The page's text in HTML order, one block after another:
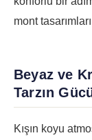
mont
Beyaz ve
Tarzın
Kışın koyu